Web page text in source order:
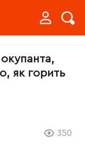
як горить
350